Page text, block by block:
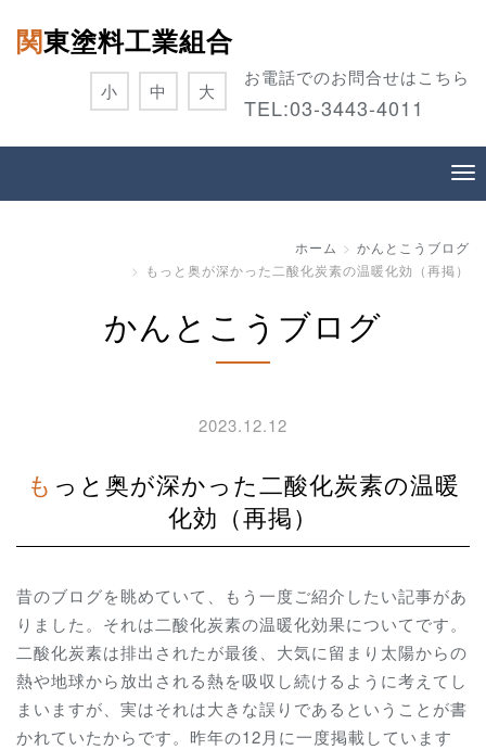
関東塗料工業組合
お電話でのお問合せはこちら
TEL:03-3443-4011
小 中 大
ホーム
かんとこうブログ
もっと奥が深かった二酸化炭素の温暖化効（再掲）
かんとこうブログ
2023.12.12
もっと奥が深かった二酸化炭素の温暖
化効（再掲）
昔のブログを眺めていて、もう一度ご紹介したい記事があ
りました。それは二酸化炭素の温暖化効果についてです。
二酸化炭素は排出されたが最後、大気に留まり太陽からの
熱や地球から放出される熱を吸収し続けるように考えてし
まいますが、実はそれは大きな誤りであるということが書
かれていたからです。昨年の12月に一度掲載しています